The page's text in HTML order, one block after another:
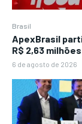
Brasil
ApexBrasil
R$ 2,63
6 de agosto de 2026